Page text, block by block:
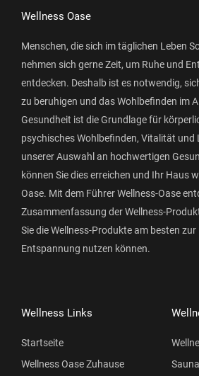
Wellness Oase
Menschen, die sich im täglichen Leben
nehmen sich gerne Zeit, um Ruhe und
entdecken. Deshalb ist es notwendig,
zu beruhigen und das Wohlbefinden im
Gesundheit ist die Grundlage für
psychisches Wohlbefinden, Vitalität und
unserer Auswahl an hochwertigen
können Sie dies erreichen und Ihr Haus
Oase. Mit dem Führer Wellness-Oase
Zusammenfassung der Wellness-
Sie die Wellness-Produkte am besten
Entspannung nutzen können.
Wellness Links
Startseite
Wellness Oase Zuhause